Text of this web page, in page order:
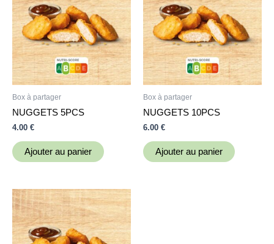
Box à partager
NUGGETS 5PCS
4.00 €
Ajouter au panier
Box à partager
NUGGETS 10PCS
6.00 €
Ajouter au panier